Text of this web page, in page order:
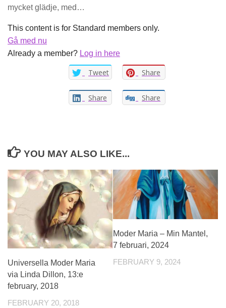
mycket glädje, med…
This content is for Standard members only.
Gå med nu
Already a member? Log in here
Tweet Share
Share Share
YOU MAY ALSO LIKE...
Universella Moder Maria
via Linda Dillon, 13:e
february, 2018
FEBRUARY 20, 2018
Moder Maria – Min Mantel,
7 februari, 2024
FEBRUARY 9, 2024